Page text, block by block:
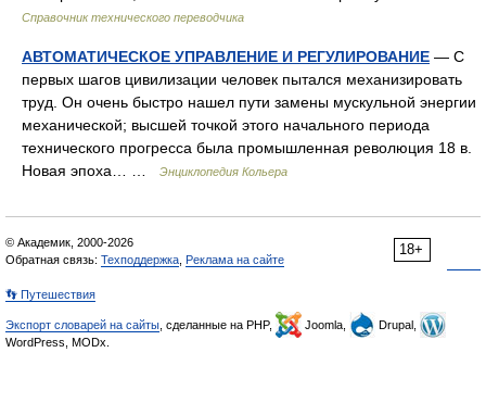
Справочник технического переводчика
АВТОМАТИЧЕСКОЕ УПРАВЛЕНИЕ И РЕГУЛИРОВАНИЕ — С
первых шагов цивилизации человек пытался механизировать
труд. Он очень быстро нашел пути замены мускульной энергии
механической; высшей точкой этого начального периода
технического прогресса была промышленная революция 18 в.
Новая эпоха… …
Энциклопедия Кольера
18+
© Академик, 2000-2026
Обратная связь: Техподдержка Реклама на сайте
👣 Путешествия
Экспорт словарей на сайты , сделанные на PHP, Joomla,
Drupal,
WordPress, MODx.